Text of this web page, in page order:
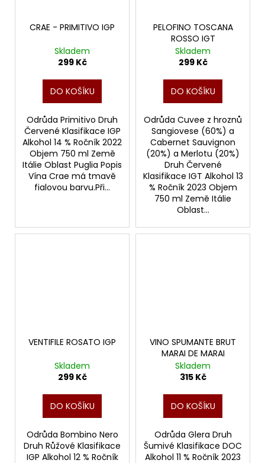
CRAE - PRIMITIVO IGP
Skladem
299 Kč
DO KOŠÍKU
Odrůda Primitivo Druh
Červené Klasifikace IGP
Alkohol 14 % Ročník 2022
Objem 750 ml Země
Itálie Oblast Puglia Popis
Vína Crae má tmavě
fialovou barvu.Při...
PELOFINO TOSCANA
ROSSO IGT
Skladem
299 Kč
DO KOŠÍKU
Odrůda Cuvee z hroznů
Sangiovese (60%) a
Cabernet Sauvignon
(20%) a Merlotu (20%)
Druh Červené
Klasifikace IGT Alkohol 13
% Ročník 2023 Objem
750 ml Země Itálie
Oblast...
VENTIFILE ROSATO IGP
Skladem
299 Kč
DO KOŠÍKU
Odrůda Bombino Nero
Druh Růžové Klasifikace
IGP Alkohol 12 % Ročník
VINO SPUMANTE BRUT
MARAI DE MARAI
Skladem
315 Kč
DO KOŠÍKU
Odrůda Glera Druh
Šumivé Klasifikace DOC
Alkohol 11 % Ročník 2023